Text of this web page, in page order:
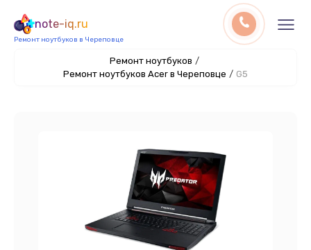
note-iq.ru
Ремонт ноутбуков в Череповце
Ремонт ноутбуков /
Ремонт ноутбуков Acer в Череповце / G5